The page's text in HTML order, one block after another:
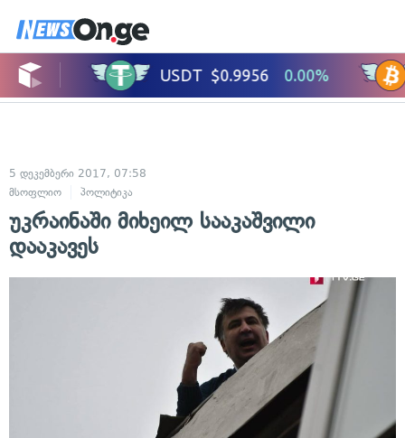
5 დეკემბერი 2017, 07:58
მსოფლიო
პოლიტიკა
უკრაინაში მიხეილ სააკაშვილი
დააკავეს